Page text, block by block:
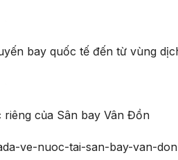
bay quốc tế đến từ vùng
của Sân bay Vân Đồn
ve-nuoc-tai-san-bay-van-